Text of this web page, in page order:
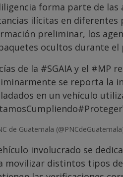
forma parte de
ilícitas en
preliminar, los
ocultos durante
de la #SGAIA y el #MP
se reporta la
en un vehículo
de Guatemala
involucrado se
movilizar distintos tipos